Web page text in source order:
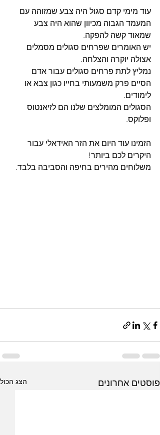
עוד מימי קדם סגול היה צבע שמזוהה עם
המעמד הגבוה מכיוון שהוא היה צבע
שמאוד קשה להפקה.
יש האומרים שפרחים סגולים מסמלים
אצולה יוקרה והצלחה.
נמליץ לתת פרחים סגולים עבור אדם
הסיים פרק משמעותי בחייו כגון צבא או
לימודים.
הסגולים המומלצים שלנו הם לזיאנטוס
ופלוקס.
הזמינו עוד היום את הזר האידאלי עבור
היקרים לכם ביותר!
משלוחים מהירים בחיפה והסביבה בלבד.
פוסטים אחרונים הצג הכול